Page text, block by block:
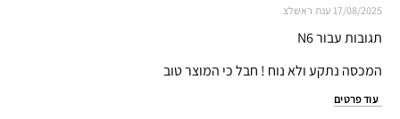
17/08/2025 ענת ראשלצ
תגובות עבור N6
המכסה נתקע ולא נוח ! חבל כי המוצר טוב
עוד פרטים